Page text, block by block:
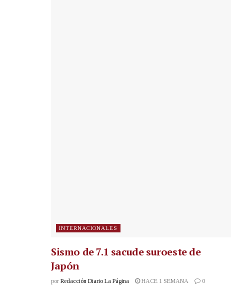
INTERNACIONALES
Sismo de 7.1 sacude suroeste de
Japón
por Redacción Diario La Página HACE 1 SEMANA 0